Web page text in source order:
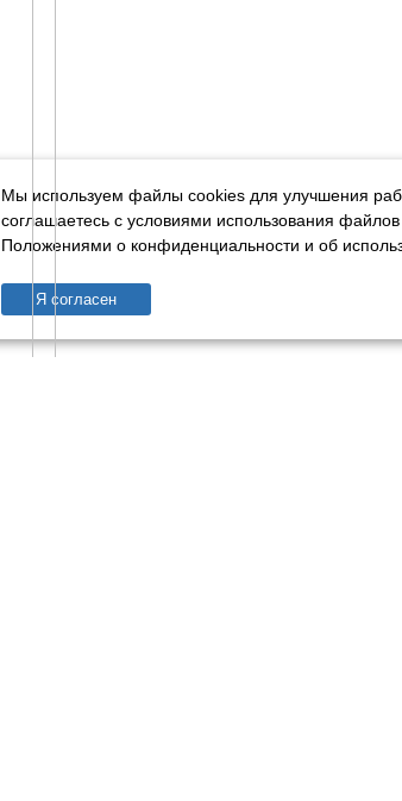
Мы используем файлы cookies для улучшения
соглашаетесь с условиями использования файлов
Положениями о конфиденциальности и об
Я согласен